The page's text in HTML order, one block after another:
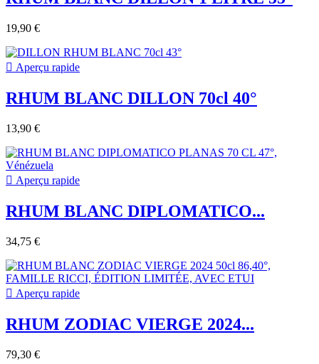
19,90 €
 Aperçu rapide
RHUM BLANC DILLON 70cl 40°
13,90 €
 Aperçu rapide
RHUM BLANC DIPLOMATICO...
34,75 €
 Aperçu rapide
RHUM ZODIAC VIERGE 2024...
79,30 €